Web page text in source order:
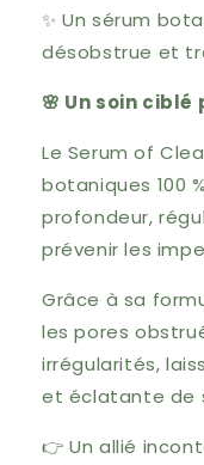
By
Sonya
✨ Un sérum
désobstrue et
🌸 Un soin
Le Serum of
botaniques 100
profondeur,
prévenir les
Grâce à sa
les pores
irrégularités,
et éclatante de
👉 Un allié